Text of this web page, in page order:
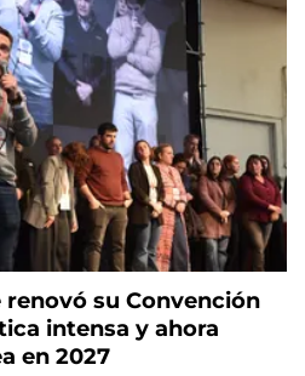
renovó su Convención
intensa y ahora
en 2027